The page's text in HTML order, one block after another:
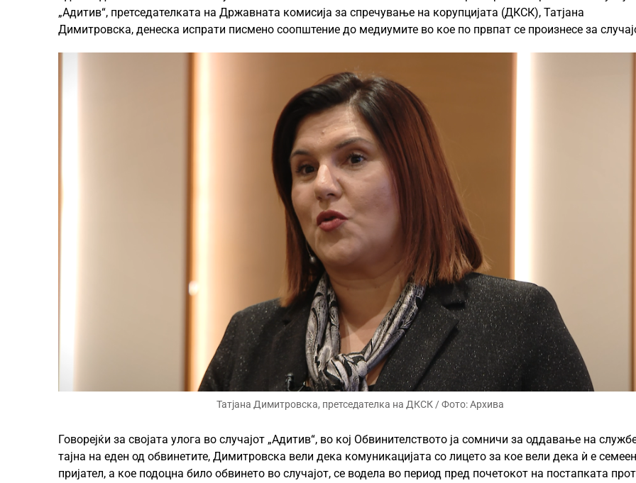
„Адитив“, претседателката на Државната комисија за спречување на корупцијата (ДКСК), Татјана
Димитровска, денеска испрати писмено соопштение до медиумите во кое по првпат се произнесе за
Татјана Димитровска, претседателка на ДКСК / Фото: Архива
Говорејќи за својата улога во случајот „Адитив“, во кој Обвинителството ја сомничи за оддавање на
тајна на еден од обвинетите, Димитровска вели дека комуникацијата со лицето за кое вели дека ѝ е семеен
пријател, а кое подоцна било обвинето во случајот, се водела во период пред почетокот на постапката